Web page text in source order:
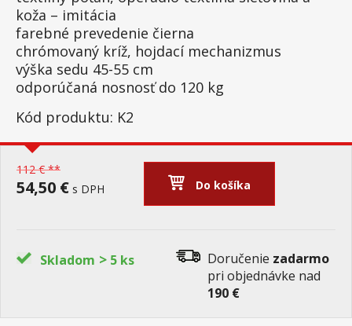
koža – imitácia
farebné prevedenie čierna
chrómovaný kríž, hojdací mechanizmus
výška sedu 45-55 cm
odporúčaná nosnosť do 120 kg
Kód produktu: K2
112 € **
54,50 € s DPH Do košíka
Skladom > 5 ks Doručenie zadarmo
pri objednávke nad
190 €